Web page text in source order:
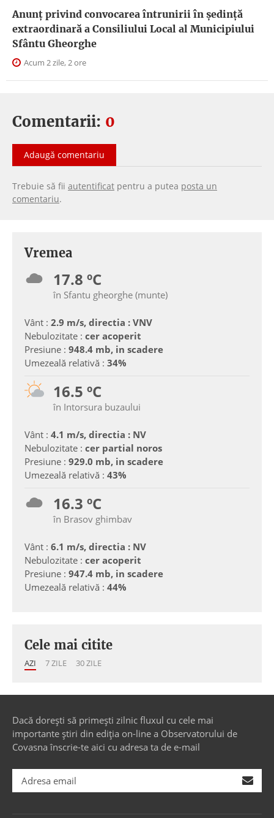
Anunţ privind convocarea întrunirii în şedinţă
extraordinară a Consiliului Local al Municipiului
Sfântu Gheorghe
Acum 2 zile, 2 ore
Comentarii: 0
Adaugă comentariu
Trebuie să fii autentificat pentru a putea posta un
comentariu.
Vremea
17.8 ºC
în Sfantu gheorghe (munte)
Vânt : 2.9 m/s, directia : VNV
Nebulozitate : cer acoperit
Presiune : 948.4 mb, in scadere
Umezeală relativă : 34%
16.5 ºC
în Intorsura buzaului
Vânt : 4.1 m/s, directia : NV
Nebulozitate : cer partial noros
Presiune : 929.0 mb, in scadere
Umezeală relativă : 43%
16.3 ºC
în Brasov ghimbav
Vânt : 6.1 m/s, directia : NV
Nebulozitate : cer acoperit
Presiune : 947.4 mb, in scadere
Umezeală relativă : 44%
Cele mai citite
AZI 7 ZILE 30 ZILE
Dacă dorești să primești zilnic fluxul cu cele mai
importante știri din ediția on-line a Observatorului de
Covasna înscrie-te aici cu adresa ta de e-mail